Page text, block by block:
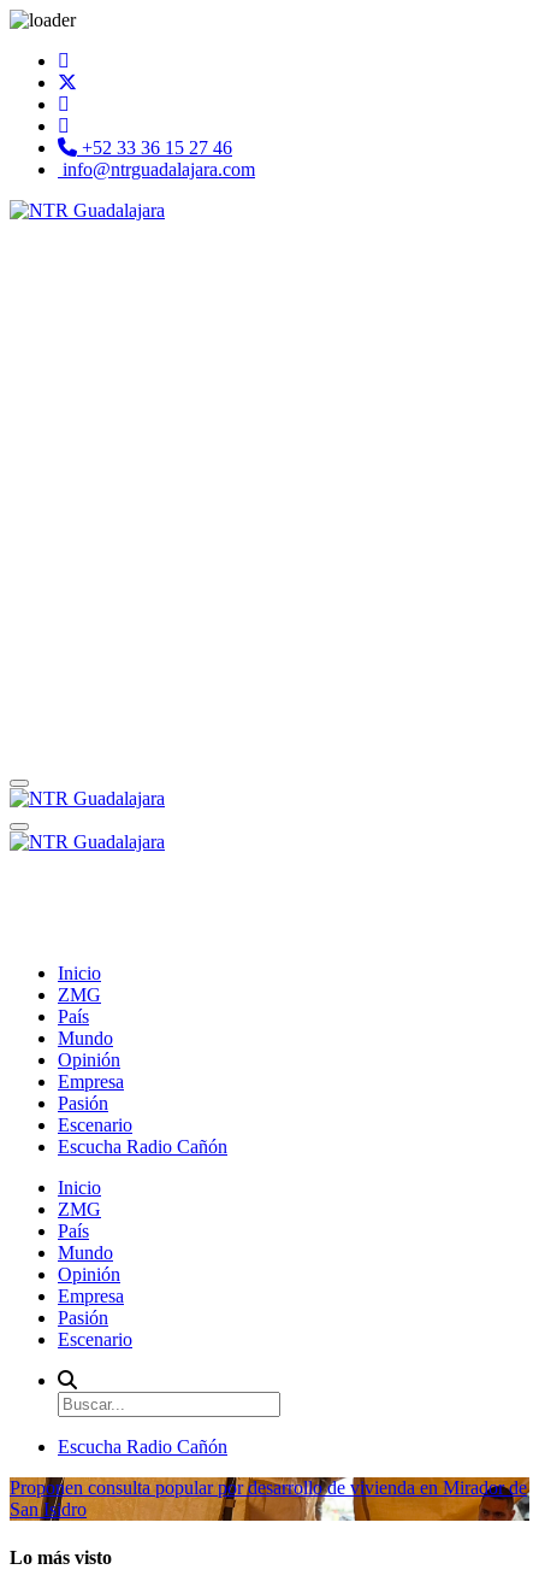
+52 33 36 15 27 46
info@ntrguadalajara.com
Inicio
ZMG
País
Mundo
Opinión
Empresa
Pasión
Escenario
Escucha Radio Cañón
Inicio
ZMG
País
Mundo
Opinión
Empresa
Pasión
Escenario
Escucha Radio Cañón
Proponen consulta popular por desarrollo de vivienda en Mirador de
San Isidro
Lo más visto